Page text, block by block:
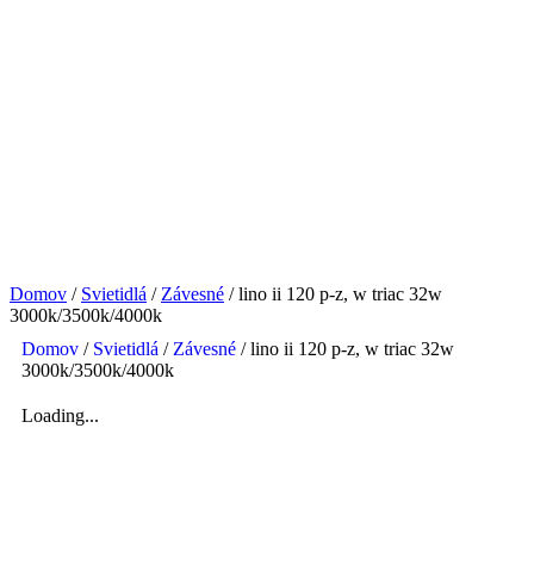
Domov / Svietidlá / Závesné / lino ii 120 p-z, w triac 32w
3000k/3500k/4000k
Domov / Svietidlá / Závesné / lino ii 120 p-z, w triac 32w
3000k/3500k/4000k
Loading...